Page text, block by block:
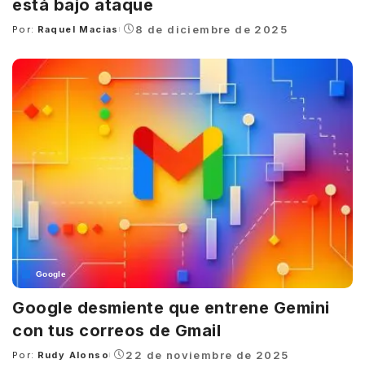
está bajo ataque
Posted
Por: Raquel Macias 8 de diciembre de 2025
Google
Google desmiente que entrene Gemini
con tus correos de Gmail
Posted
Por: Rudy Alonso 22 de noviembre de 2025